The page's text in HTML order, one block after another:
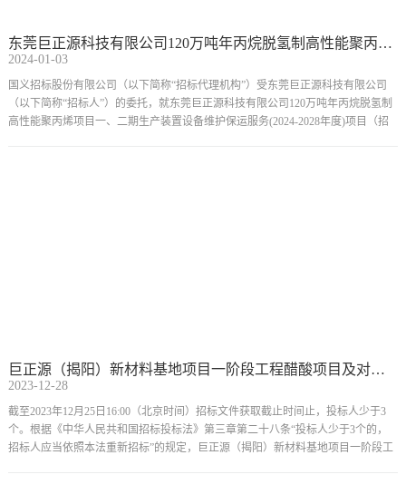
东莞巨正源科技有限公司120万吨年丙烷脱氢制高性能聚丙烯项目一、二期生产装置设备维护保运服务(2024-2028年度)中标公告
2024-01-03
国义招标股份有限公司（以下简称“招标代理机构”）受东莞巨正源科技有限公司
（以下简称“招标人”）的委托，就东莞巨正源科技有限公司120万吨年丙烷脱氢制
高性能聚丙烯项目一、二期生产装置设备维护保运服务(2024-2028年度)项目（招
巨正源（揭阳）新材料基地项目一阶段工程醋酸项目及对应公配工程第三方质量监督服务招标失败公告
2023-12-28
截至2023年12月25日16:00（北京时间）招标文件获取截止时间止，投标人少于3
个。根据《中华人民共和国招标投标法》第三章第二十八条“投标人少于3个的，
招标人应当依照本法重新招标”的规定，巨正源（揭阳）新材料基地项目一阶段工